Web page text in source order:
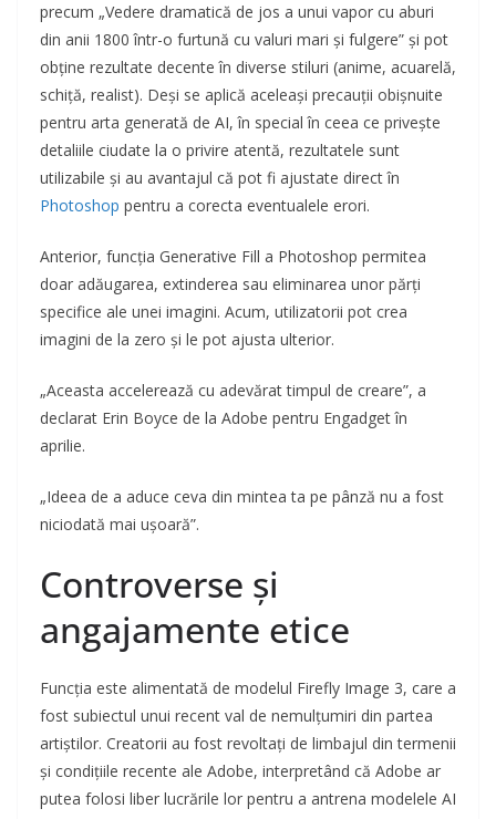
precum „Vedere dramatică de jos a unui vapor cu aburi
din anii 1800 într-o furtună cu valuri mari și fulgere” și pot
obține rezultate decente în diverse stiluri (anime, acuarelă,
schiță, realist). Deși se aplică aceleași precauții obișnuite
pentru arta generată de AI, în special în ceea ce privește
detaliile ciudate la o privire atentă, rezultatele sunt
utilizabile și au avantajul că pot fi ajustate direct în
Photoshop pentru a corecta eventualele erori.
Anterior, funcția Generative Fill a Photoshop permitea
doar adăugarea, extinderea sau eliminarea unor părți
specifice ale unei imagini. Acum, utilizatorii pot crea
imagini de la zero și le pot ajusta ulterior.
„Aceasta accelerează cu adevărat timpul de creare”, a
declarat Erin Boyce de la Adobe pentru Engadget în
aprilie.
„Ideea de a aduce ceva din mintea ta pe pânză nu a fost
niciodată mai ușoară”.
Controverse și
angajamente etice
Funcția este alimentată de modelul Firefly Image 3, care a
fost subiectul unui recent val de nemulțumiri din partea
artiștilor. Creatorii au fost revoltați de limbajul din termenii
și condițiile recente ale Adobe, interpretând că Adobe ar
putea folosi liber lucrările lor pentru a antrena modelele AI